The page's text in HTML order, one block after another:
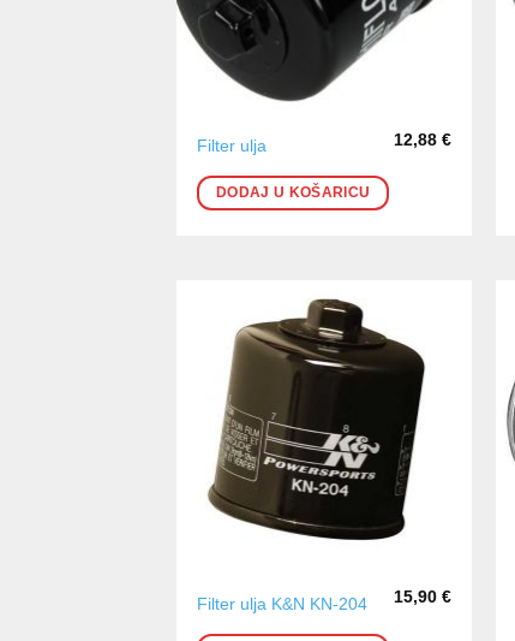
Filter ulja 12,88€
DODAJ U KOŠARICU
Filter ulja K&N KN-204 15,90€